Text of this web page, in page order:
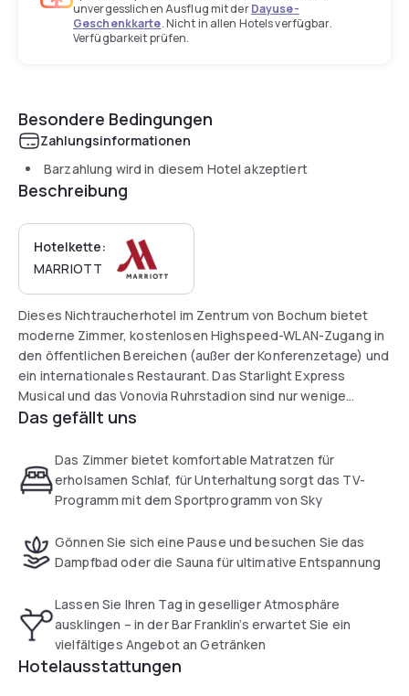
unvergesslichen Ausflug mit derDayuse-
Geschenkkarte. Nicht in allen Hotels verfügbar.
Verfügbarkeit prüfen.
Besondere Bedingungen
Zahlungsinformationen
Barzahlung wird in diesem Hotel akzeptiert
Beschreibung
Hotelkette:
MARRIOTT
Dieses Nichtraucherhotel im Zentrum von Bochum bietet
moderne Zimmer, kostenlosen Highspeed-WLAN-Zugang in
den öffentlichen Bereichen (außer der Konferenzetage) und
ein internationales Restaurant. Das Starlight Express
Musical und das Vonovia Ruhrstadion sind nur wenige
Schritte entfernt. Sauna und Dampfbad stehen Ihnen zur
Das stays by friends Bochum verfügt über große Zimmer mit
rückenfreundlichen Matratzen und Sat-TV mit Sky-
Im stays by friends Bochum wird täglich ein
internationale Küche und die Bar serviert eine große
Auswahl an Getränken.
Die Gäste können gerne die Sauna und den Fitnessraum
des stays by friends nutzen. Der nahe gelegene Stadtpark
Das gefällt uns
Das Zimmer bietet komfortable Matratzen für
erholsamen Schlaf, für Unterhaltung sorgt das TV-
Programm mit dem Sportprogramm von Sky
Gönnen Sie sich eine Pause und besuchen Sie das
Dampfbad oder die Sauna für ultimative Entspannung
Lassen Sie Ihren Tag in geselliger Atmosphäre
ausklingen – in der Bar Franklin’s erwartet Sie ein
vielfältiges Angebot an Getränken
Hotelausstattungen